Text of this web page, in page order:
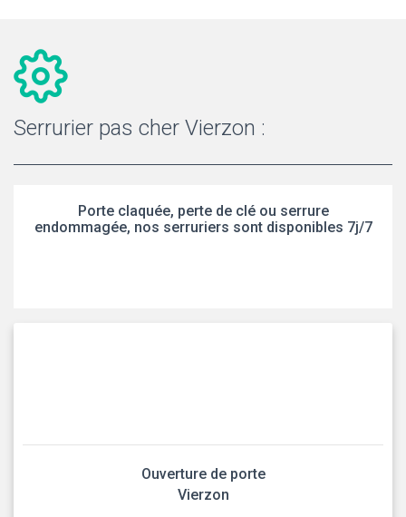
Serrurier pas cher Vierzon :
Porte claquée, perte de clé ou serrure
endommagée, nos serruriers sont disponibles 7j/7
Ouverture de porte
Vierzon